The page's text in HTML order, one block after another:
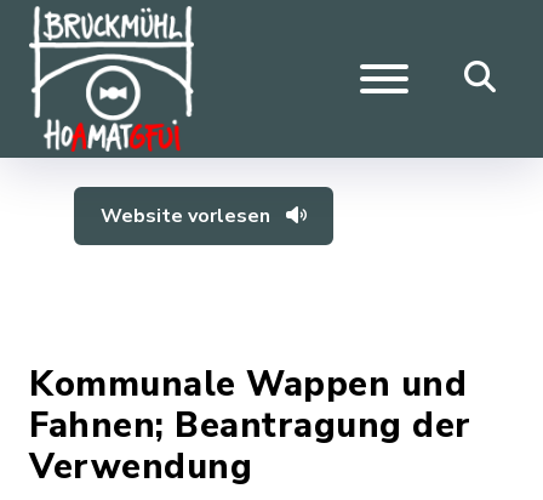
Website vorlesen
Kommunale Wappen und
Fahnen; Beantragung der
Verwendung